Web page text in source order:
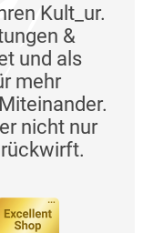
Kult_ur.
&
und als
mehr
nicht nur